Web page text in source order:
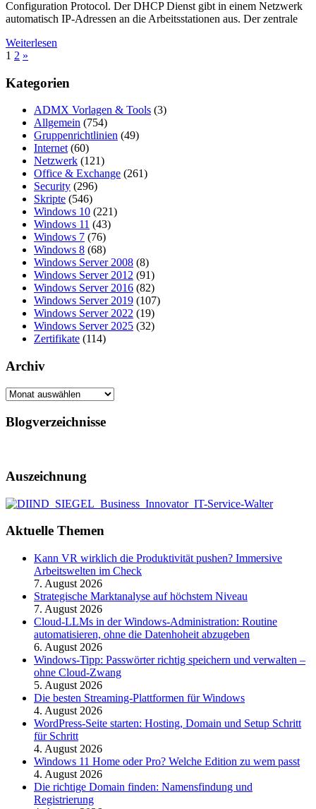
Configuration Protocol. Der DHCP Dienst gibt in einem Netzwerk
automatisch IP-Adressen an die Arbeitsstationen aus. Der zentrale
Weiterlesen
Seitennummerierung
der
Beiträge
1 2 Nächste
»
Kategorien
ADMX Vorlagen & Tools (3)
Allgemein (754)
Gruppenrichtlinien (49)
Internet (60)
Netzwerk (121)
Office & Exchange (261)
Security (296)
Skripte (546)
Windows 10 (221)
Windows 11 (43)
Windows 7 (76)
Windows 8 (68)
Windows Server 2008 (8)
Windows Server 2012 (91)
Windows Server 2016 (82)
Windows Server 2019 (107)
Windows Server 2022 (19)
Windows Server 2025 (32)
Zertifikate (114)
Archiv
Archiv
Blogverzeichnisse
Auszeichnung
Aktuelle Themen
Kann VR wirklich die Produktivität pushen? Immersive
Arbeitswelten im Check
7. August 2026
Strategische Marktanalyse auf höchstem Niveau
7. August 2026
Cloud-LLMs in der Windows-Administration: Routine
automatisieren, ohne die Datenhoheit abzugeben
6. August 2026
Windows-Tipp: Passwörter richtig speichern und verwalten –
ohne Cloud-Zwang
5. August 2026
Die besten Streaming-Plattformen für Windows
4. August 2026
WordPress-Seite starten: Hosting, Domain und Setup Schritt
für Schritt
4. August 2026
Windows 11 Home oder Pro? Welche Edition zu wem passt
4. August 2026
Die richtige Domain finden: Namensfindung und
Registrierung